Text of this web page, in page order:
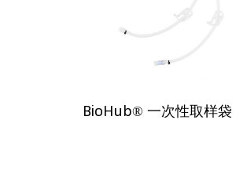
BioHub® 一次性取样袋